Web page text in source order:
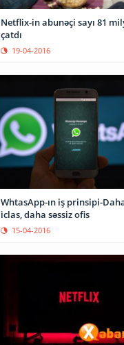
Netflix-in abunəçi sayı 81 milyona
çatdı
19-04-2016
WhtasApp-ın iş prinsipi-
iclas, daha səssiz ofis
15-04-2016